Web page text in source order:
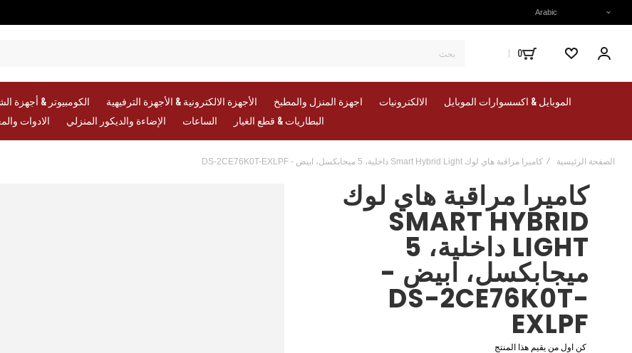
Arabic
حسابيالمفضلة 0
الموبايل & اكسسوارات الموبايل الالكترونيات اجهزة المنزل والمطبخ الأجهزة الالكترونية & الأجهزة الترفيهية الكومبيوتر & أجهزة
البطاريات & قطع الغيار
الساعات الإضاءة والديكور المنزلي الادوات
الصفحة الرئيسية كاميرا مراقبة هاي لوك Smart Hybrid Light داخلية، 5 ميجابكسل، ابيض - DS-2CE76K0T-EXLPF
كاميرا مراقبة هاي لوك
SMART HYBRID
LIGHT داخلية، 5
ميجابكسل، ابيض -
DS-2CE76K0T-
EXLPF
كن اول من يقيم هذا المنتج